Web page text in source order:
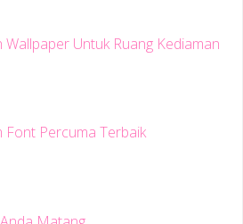
Wallpaper Untuk Ruang Kediaman
Font Percuma Terbaik